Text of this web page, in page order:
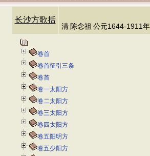
长沙方歌括
清 陈念祖 公元1644-1911年
卷首
卷首征引三条
卷首
卷一太阳方
卷二太阳方
卷三太阳方
卷四太阳方
卷五阳明方
卷五少阳方